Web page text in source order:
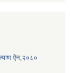
ऐन,२०८०